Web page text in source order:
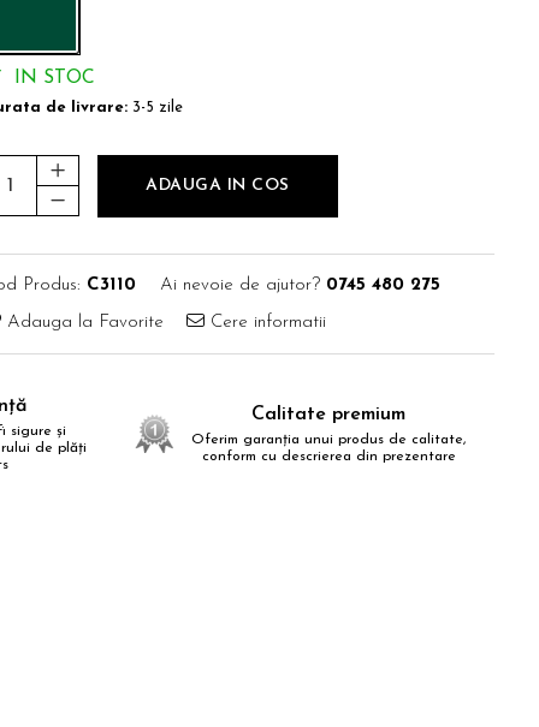
IN STOC
de livrare: 3-5 zile
ADAUGA IN COS
Produs: C3110 Ai nevoie de ajutor? 0745 480 275
Adauga la Favorite Cere informatii
sigure și
de plăți
Calitate premium
Oferim garanția unui produs de calitate,
conform cu descrierea din prezentare